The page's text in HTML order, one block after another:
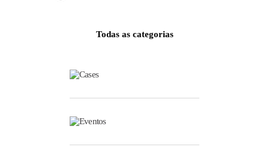
Todas as categorias
Cases
Eventos